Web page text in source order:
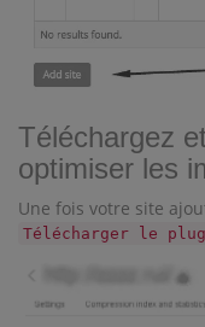
Téléchargez
optimiser les
Une fois votre site
Télécharger le